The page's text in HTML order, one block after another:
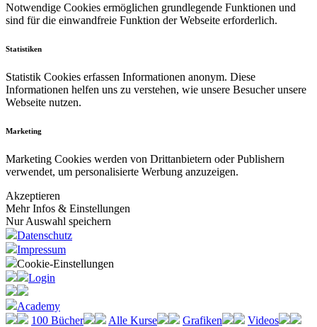
Notwendige Cookies ermöglichen grundlegende Funktionen und
sind für die einwandfreie Funktion der Webseite erforderlich.
Statistiken
Statistik Cookies erfassen Informationen anonym. Diese
Informationen helfen uns zu verstehen, wie unsere Besucher unsere
Webseite nutzen.
Marketing
Marketing Cookies werden von Drittanbietern oder Publishern
verwendet, um personalisierte Werbung anzuzeigen.
Akzeptieren
Mehr Infos & Einstellungen
Nur Auswahl speichern
Datenschutz
Impressum
Cookie-Einstellungen
Login
Academy
100 Bücher
Alle Kurse Grafiken
Videos